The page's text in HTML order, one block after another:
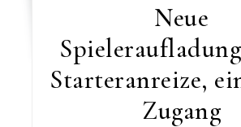
Neue
Starteranreize,
Zugang